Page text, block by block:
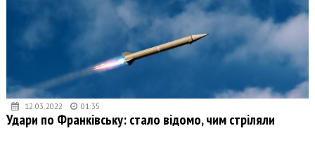
12.03.2022 01:35
Удари по Франківську: стало відомо, чим стріляли